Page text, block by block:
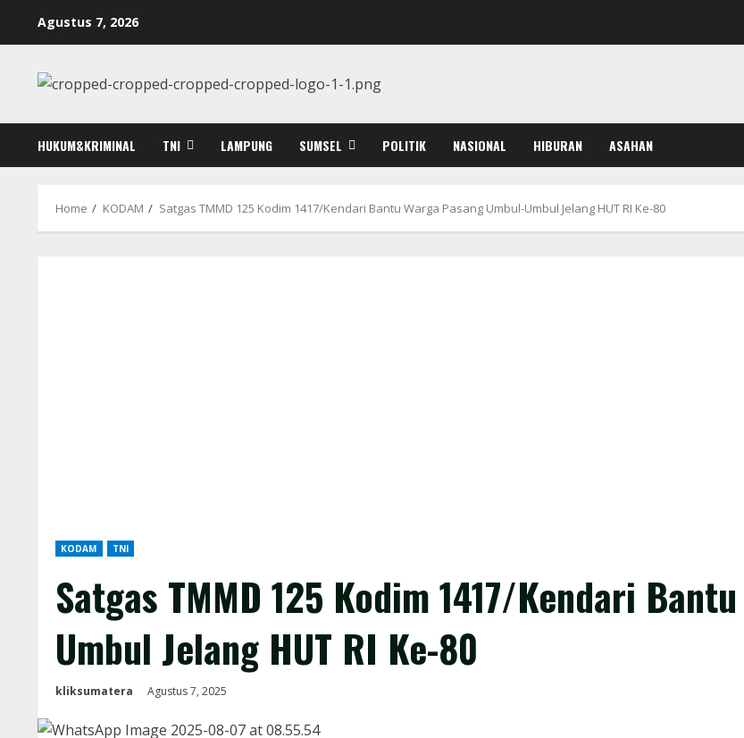
Agustus 7, 2026
HUKUM&KRIMINAL TNI LAMPUNG SUMSEL POLITIK NASIONAL HIBURAN ASAHAN
Home KODAM Satgas TMMD 125 Kodim 1417/Kendari Bantu Warga Pasang Umbul-Umbul Jelang HUT RI Ke-80
KODAM TNI
Satgas TMMD 125 Kodim 1417/Kendari
Umbul Jelang HUT RI Ke-80
kliksumatera Agustus 7, 2025